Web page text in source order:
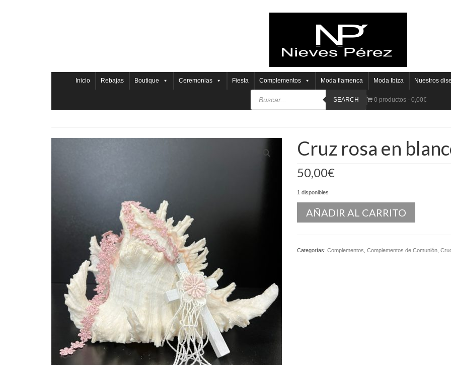
Inicio Rebajas Boutique Ceremonias Fiesta Complementos Moda flamenca Moda Ibiza Nuestros
SEARCH 0 productos 0,00€
Cruz rosa en
50,00€
1 disponibles
AÑADIR AL CARRITO
Categorías: Complementos Complementos de Comunión,